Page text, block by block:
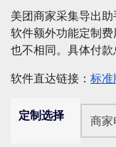
美团商家采集导出
软件额外功能定制
也不相同。具体付款
软件直达链接： 标准
定制选择